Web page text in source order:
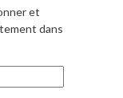
et
dans